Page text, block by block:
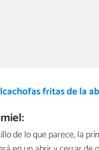
fritas de la
de lo que parece, la